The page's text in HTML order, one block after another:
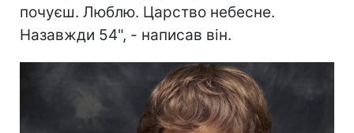
почуєш. Люблю. Царство небесне.
Назавжди 54", - написав він.